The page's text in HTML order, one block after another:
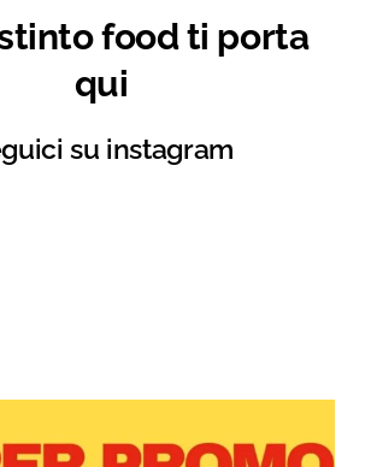
food ti porta
qui
su instagram